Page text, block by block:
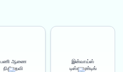
பணி ஆணை
நிதியுதவி
இன்வாய்ஸ்
டிஸ்கவுண்டிங்